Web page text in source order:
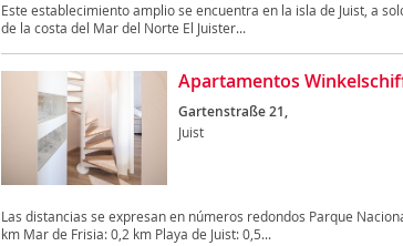
Este establecimiento amplio se encuentra en la isla de Juist, a
de la costa del Mar del Norte El Juister...
Apartamentos
Gartenstraße 21,
Juist
Las distancias se expresan en números redondos Parque
km Mar de Frisia: 0,2 km Playa de Juist: 0,5...